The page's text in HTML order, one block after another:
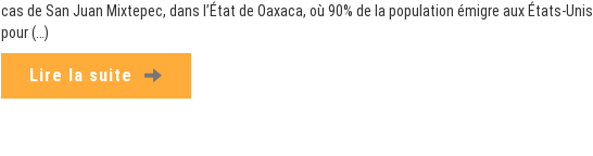
cas de San Juan Mixtepec, dans l’État de Oaxaca, où 90% de la population émigre aux États-Unis
pour (…)
Lire la suite